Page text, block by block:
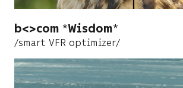
b<>com Wisdom
/smart VFR optimizer/